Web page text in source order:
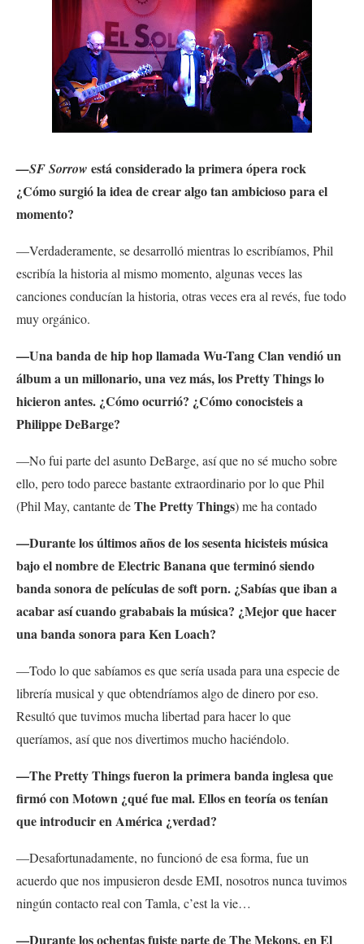
—SF Sorrow está considerado la primera ópera rock
¿Cómo surgió la idea de crear algo tan ambicioso para el
momento?
—Verdaderamente, se desarrolló mientras lo escribíamos, Phil
escribía la historia al mismo momento, algunas veces las
canciones conducían la historia, otras veces era al revés, fue todo
muy orgánico.
—Una banda de hip hop llamada Wu-Tang Clan vendió un
álbum a un millonario, una vez más, los Pretty Things lo
hicieron antes. ¿Cómo ocurrió? ¿Cómo conocisteis a
Philippe DeBarge?
—No fui parte del asunto DeBarge, así que no sé mucho sobre
ello, pero todo parece bastante extraordinario por lo que Phil
(Phil May, cantante deThe Pretty Things) me ha contado
—Durante los últimos años de los sesenta hicisteis música
bajo el nombre de Electric Banana que terminó siendo
banda sonora de películas de soft porn. ¿Sabías que iban a
acabar así cuando grababais la música? ¿Mejor que hacer
una banda sonora para Ken Loach?
—Todo lo que sabíamos es que sería usada para una especie de
librería musical y que obtendríamos algo de dinero por eso.
Resultó que tuvimos mucha libertad para hacer lo que
queríamos, así que nos divertimos mucho haciéndolo.
—The Pretty Things fueron la primera banda inglesa que
firmó con Motown ¿qué fue mal.Ellos en teoría os tenían
que introducir en América ¿verdad?
—Desafortunadamente, no funcionó de esa forma, fue un
acuerdo que nos impusieron desde EMI, nosotros nunca tuvimos
ningún contacto real con Tamla, c’est la vie…
—Durante los ochentas fuiste parte de The Mekons, en El